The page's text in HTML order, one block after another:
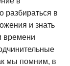
разбираться в
и знать
времени
мы помним, в